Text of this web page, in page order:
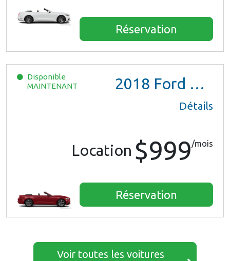
Réservation
Disponible
MAINTENANT
2018 Ford Mustang
Détails
Location $999/mois
Réservation
Voir toutes les voitures